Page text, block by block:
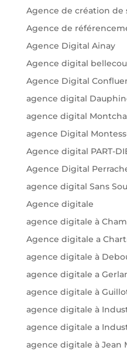
Agence de création de
Agence de
Agence Digital Ainay
Agence digital
Agence Digital
agence digital
agence digital
agence Digital
Agence digital PART-
Agence Digital
agence digital Sans
Agence digitale
agence digitale à
Agence digitale a
agence digitale à
agence digitale a
agence digitale à
agence digitale à
agence digitale a
agence digitale à Jean